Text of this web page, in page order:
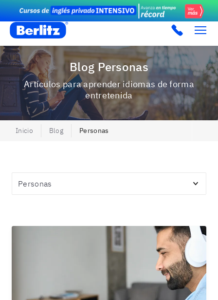
Berlitz PE
Blog Personas
Artículos para aprender idiomas de forma
entretenida
Inicio Blog Personas